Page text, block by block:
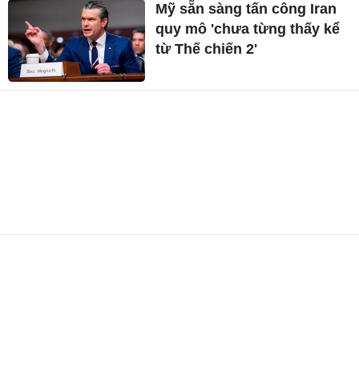
Mỹ sẵn sàng tấn công Iran
quy mô 'chưa từng thấy kể
từ Thế chiến 2'